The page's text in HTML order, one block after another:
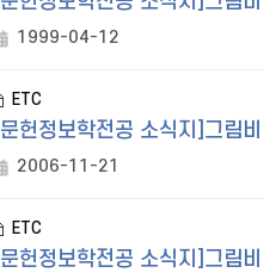
1999-04-12
ETC
[문헌정보학전공 소식지]그림
2006-11-21
ETC
[문헌정보학전공 소식지]그림